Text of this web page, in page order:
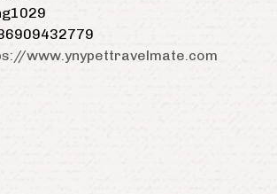
www.ynypettravelmate.com